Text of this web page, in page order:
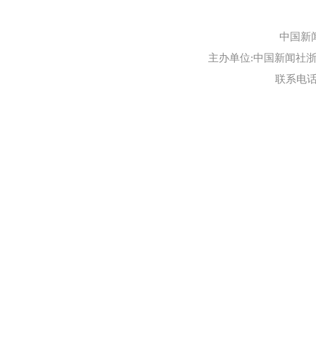
中国新
主办单位:中国新闻社
联系电